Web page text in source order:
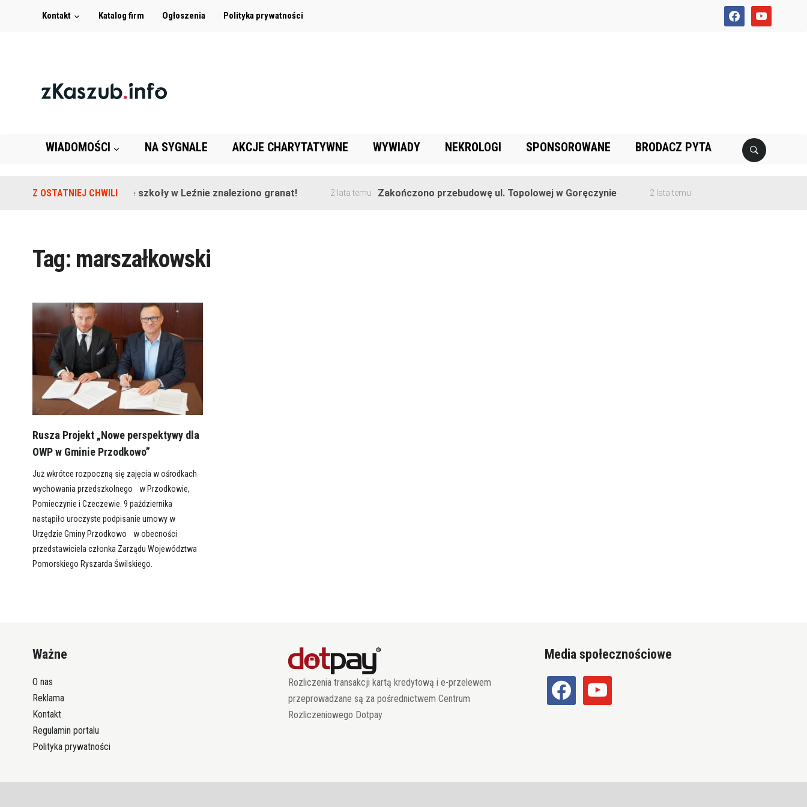
facebookyoutube
Kontakt Katalog firm Ogłoszenia Polityka prywatności
WIADOMOŚCI NA SYGNALE AKCJE CHARYTATYWNE WYWIADY NEKROLOGI SPONSOROWANE BRODACZ PYTA
Z OSTATNIEJ CHWILINa terenie szkoły w Leźnie znaleziono granat! 2 lata temu Zakończono przebudowę ul. Topolowej w Goręczynie 2 lata temu
Tag: marszałkowski
Rusza Projekt „Nowe perspektywy dla
OWP w Gminie Przodkowo”
Już wkrótce rozpoczną się zajęcia w ośrodkach
wychowania przedszkolnego w Przodkowie,
Pomieczynie i Czeczewie. 9 października
nastąpiło uroczyste podpisanie umowy w
Urzędzie Gminy Przodkowo w obecności
przedstawiciela członka Zarządu Województwa
Pomorskiego Ryszarda Świlskiego.
Ważne
O nas
Reklama
Kontakt
Regulamin portalu
Polityka prywatności
Rozliczenia transakcji kartą kredytową i e-przelewem
przeprowadzane są za pośrednictwem Centrum
Rozliczeniowego Dotpay
Media społecznościowe
facebook youtube